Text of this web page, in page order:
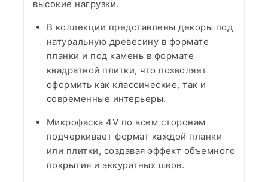
высокие нагрузки.​
В коллекции представлены декоры под
натуральную древесину в формате
планки и под камень в формате
квадратной плитки, что позволяет
оформить как классические, так и
современные интерьеры.​
Микрофаска 4V по всем сторонам
подчеркивает формат каждой планки
или плитки, создавая эффект объемного
покрытия и аккуратных швов.​